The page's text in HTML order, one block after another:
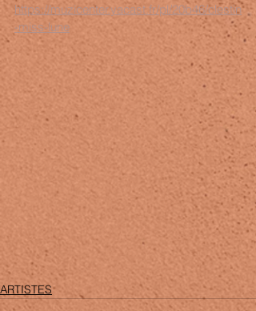
https://muzicenter.yacast.fr/pl/20b46/clestin
-miss-lune
ARTISTES